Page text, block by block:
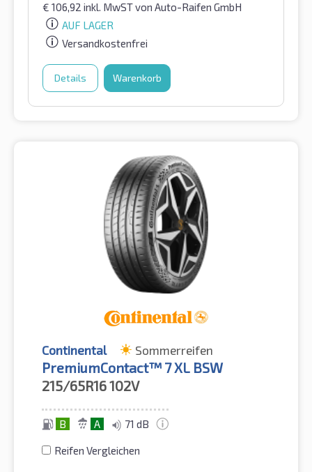
€ 106,92 inkl. MwSTvon Auto-Raifen GmbH
AUF LAGER
Versandkostenfrei
Details Warenkorb
Continental Sommerreifen
PremiumContact™ 7 XL BSW
215/65R16102V
B A 71 dB
Reifen Vergleichen